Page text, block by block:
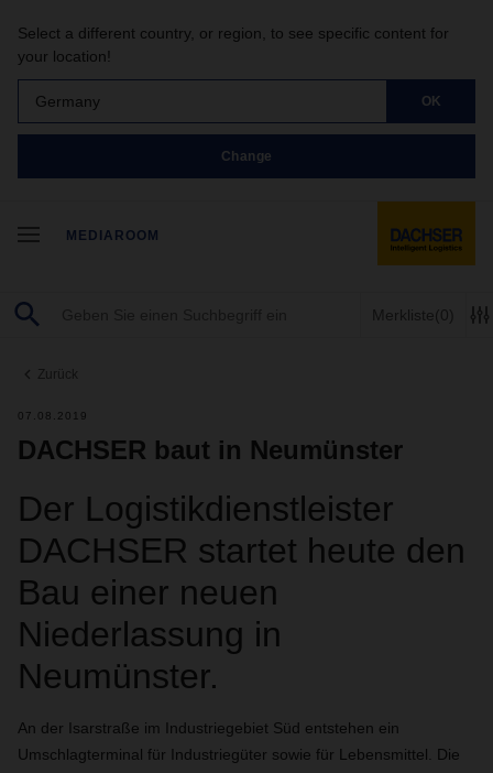
Select a different country, or region, to see specific content for
your location!
Germany OK
Change
MEDIAROOM
Merkliste(0)
Zurück
07.08.2019
DACHSER baut in Neumünster
Der Logistikdienstleister
DACHSER startet heute den
Bau einer neuen
Niederlassung in
Neumünster.
An der Isarstraße im Industriegebiet Süd entstehen ein
Umschlagterminal für Industriegüter sowie für Lebensmittel. Die